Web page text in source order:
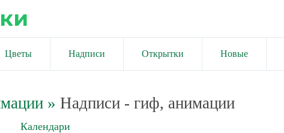
Цветы Надписи Открытки Новые
» Надписи - гиф, анимации
Календари